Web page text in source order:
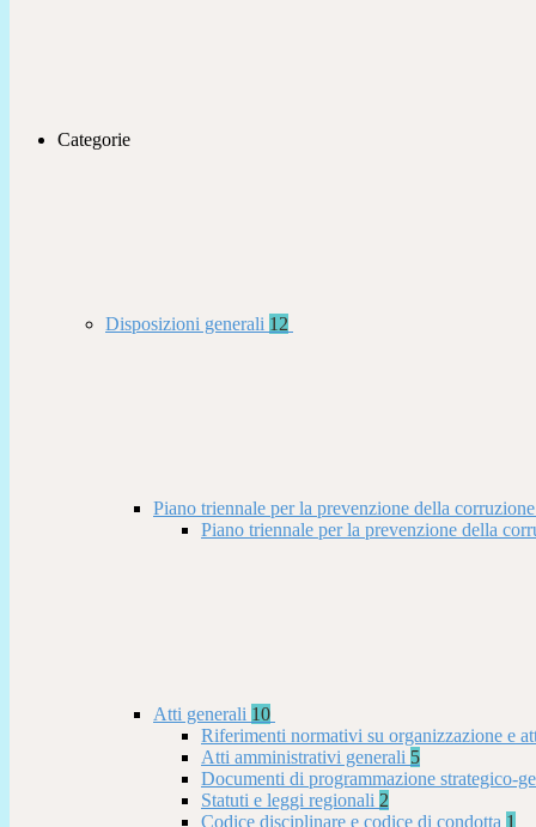
Categorie
Disposizioni generali 12
Piano triennale per la prevenzione della
Piano triennale per la prevenzione della
Atti generali 10
Riferimenti normativi su organizzazione e
Atti amministrativi generali 5
Documenti di programmazione strategico-
Statuti e leggi regionali 2
Codice disciplinare e codice di condotta 1